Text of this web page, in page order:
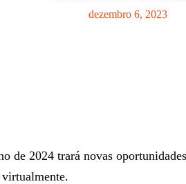
dezembro 6, 2023
de 2024 trará novas
virtualmente.